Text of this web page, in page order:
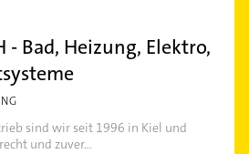
- Bad, Heizung, Elektro,
sind wir seit 1996 in Kiel und
und zuver...